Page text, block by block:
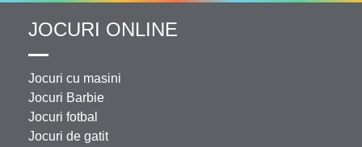
JOCURI ONLINE
Jocuri cu masini
Jocuri Barbie
Jocuri fotbal
Jocuri de gatit